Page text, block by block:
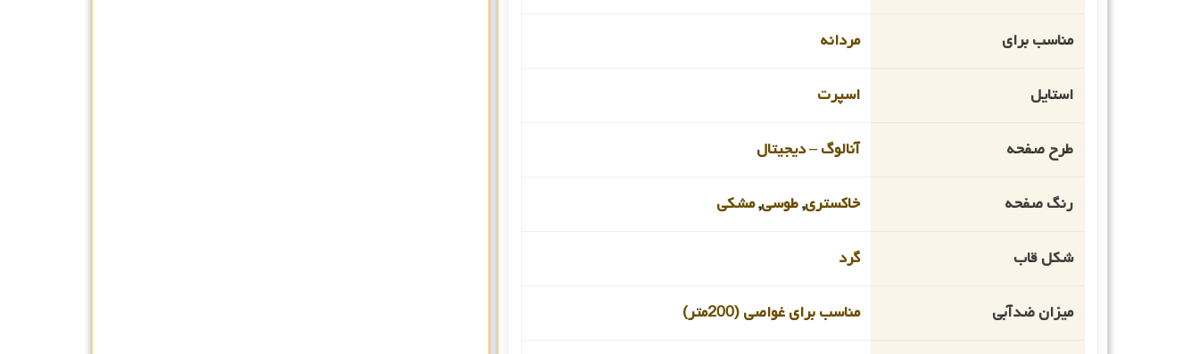
مناسب برای مردانه
استایل اسپرت
طرح صفحه آنالوگ – دیجیتال
رنگ صفحه خاکستری,طوسی,مشکی
شکل قاب گرد
میزان ضدآبی مناسب برای غواصی (200متر)